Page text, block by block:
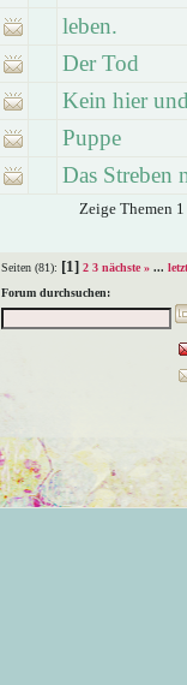
leben.
Der Tod
Kein hier
Puppe
Das Streben
Zeige Themen
Seiten (81): [1] 2 3 nächste » ...
Forum durchsuchen: